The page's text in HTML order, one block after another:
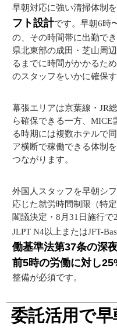
早朝対応に強い清掃体制
フト設計です。早朝6時
の、その時間帯に出勤で
県北東部の成田・芝山周
るまでに時間がかかるた
のスタッフをいかに確保す
幕張エリアは京葉線・JR
ら確保できる一方、MICE
る時期には複数ホテルで
ア横断で稼働できる体制
つながります。
外国人スタッフを早朝シ
応じた就労時間制限（特
閣議決定・8月31日施行
JLPT N4以上またはJFT-
働基準法第37条の深
前5時の労働に対し
整備が必須です。
委託活用で